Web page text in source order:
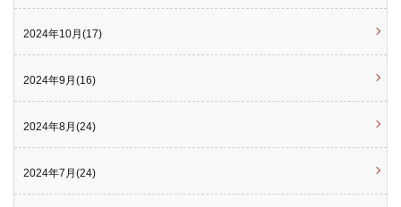
2024年10月(17)
2024年9月(16)
2024年8月(24)
2024年7月(24)